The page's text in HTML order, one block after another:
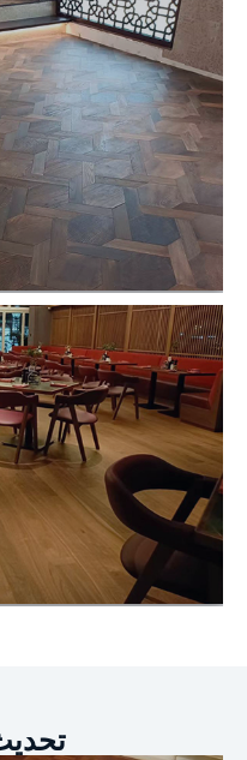
ارضيات خشبيه باركيه
المساحة: 200م2
اختر: أرضيات باركيه من
مللي متر (متوازي الأضلاع)